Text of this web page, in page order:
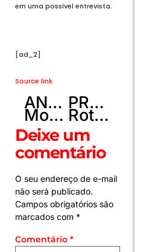
em uma possível entrevista.
[ad_2]
Source link
ANTERIOR
Monitoramento com drones reforça a segurança do Carnaval no DF
PRÓXIMO
Rotary Club de Brasília completa 67 anos
Deixe um
comentário
O seu endereço de e-mail
não será publicado.
Campos obrigatórios são
marcados com *
Comentário *